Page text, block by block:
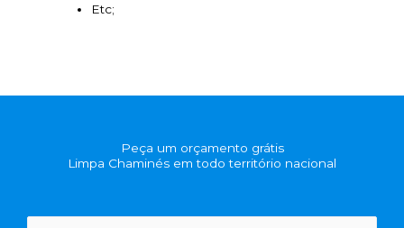
Etc;
Peça um orçamento grátis
Limpa Chaminés em todo território nacional